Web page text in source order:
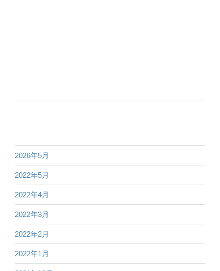
2026年5月
2022年5月
2022年4月
2022年3月
2022年2月
2022年1月